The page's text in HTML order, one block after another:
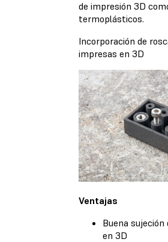
de impresión 3D
termoplásticos.
Incorporación de
impresas en 3D
Ventajas
Buena
en 3D